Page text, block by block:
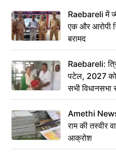
Raebareli में
एक और आरोपी
बरामद
Raebareli:
पटेल, 2027 को
सभी विधानसभा
Amethi News:
राम की तस्वीर
आक्रोश